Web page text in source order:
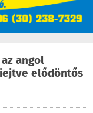
angol
elődöntős